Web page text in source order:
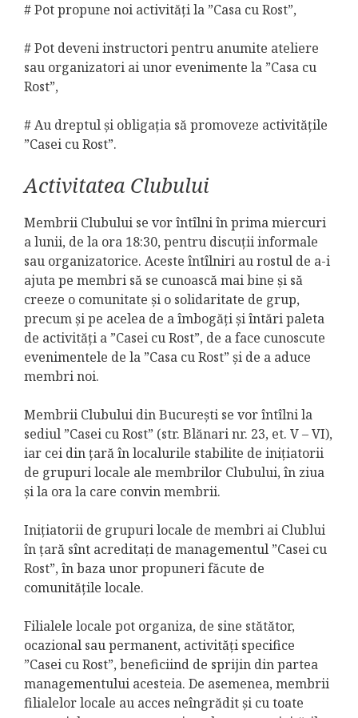
# Pot propune noi activități la ”Casa cu Rost”,
# Pot deveni instructori pentru anumite ateliere
sau organizatori ai unor evenimente la ”Casa cu
Rost”,
# Au dreptul și obligația să promoveze activitățile
”Casei cu Rost”.
Activitatea Clubului
Membrii Clubului se vor întîlni în prima miercuri
a lunii, de la ora 18:30, pentru discuții informale
sau organizatorice. Aceste întîlniri au rostul de a-i
ajuta pe membri să se cunoască mai bine și să
creeze o comunitate și o solidaritate de grup,
precum și pe acelea de a îmbogăți și întări paleta
de activități a ”Casei cu Rost”, de a face cunoscute
evenimentele de la ”Casa cu Rost” și de a aduce
membri noi.
Membrii Clubului din București se vor întîlni la
sediul ”Casei cu Rost” (str. Blănari nr. 23, et. V – VI),
iar cei din țară în localurile stabilite de inițiatorii
de grupuri locale ale membrilor Clubului, în ziua
și la ora la care convin membrii.
Inițiatorii de grupuri locale de membri ai Clublui
în țară sînt acreditați de managementul ”Casei cu
Rost”, în baza unor propuneri făcute de
comunitățile locale.
Filialele locale pot organiza, de sine stătător,
ocazional sau permanent, activități specifice
”Casei cu Rost”, beneficiind de sprijin din partea
managementului acesteia. De asemenea, membrii
filialelor locale au acces neîngrădit și cu toate